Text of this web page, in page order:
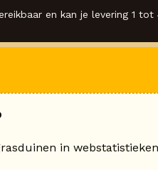
en kan je levering 1
in